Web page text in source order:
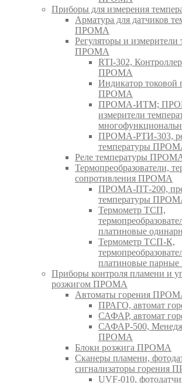
Приборы для измерения
Арматура для датчиков
ПРОМА
Регуляторы и измерители
ПРОМА
RTI-302,
ПРОМА
Индикатор
ПРОМА
ПРОМА-ИТМ;
измерители
ПРОМА-РТИ-303,
температуры
Реле температуры
Термопреобразователи,
сопротивления ПРОМА
ПРОМА-ПТ-200,
температуры
Термометр ТСП,
платиновые
Термометр ТСП-К,
платиновые
Приборы контроля пламени и
розжигом ПРОМА
Автоматы горения
ПРАГО, автомат
САФАР, автомат
САФАР-500,
ПРОМА
Блоки розжига ПРОМА
Сканеры пламени,
сигнализаторы горения
UVF-010,